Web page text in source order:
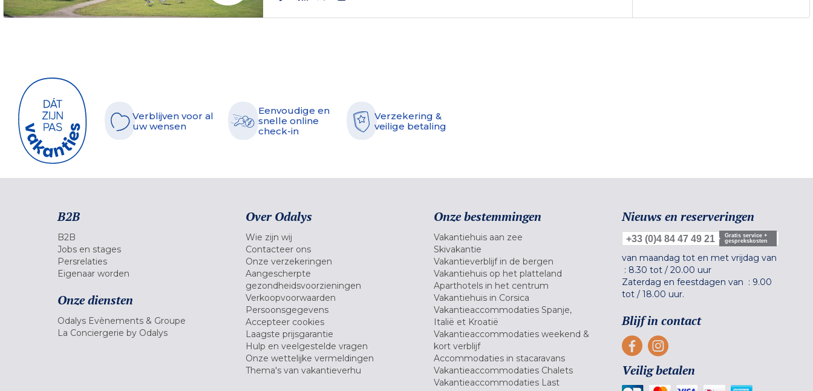
Verblijven voor al
uw wensen
Eenvoudige en
snelle online
check-in
Verzekering &
veilige betaling
B2B
B2B
Jobs en stages
Persrelaties
Eigenaar worden
Onze diensten
Odalys Evènements & Groupe
La Conciergerie by Odalys
Over Odalys
Wie zijn wij
Contacteer ons
Onze verzekeringen
Aangescherpte
gezondheidsvoorzieningen
Verkoopvoorwaarden
Persoonsgegevens
Accepteer cookies
Laagste prijsgarantie
Hulp en veelgestelde vragen
Onze wettelijke vermeldingen
Thema's van vakantieverhu
Onze bestemmingen
Vakantiehuis aan zee
Skivakantie
Vakantieverblijf in de bergen
Vakantiehuis op het platteland
Aparthotels in het centrum
Vakantiehuis in Corsica
Vakantieaccommodaties Spanje,
Italië et Kroatië
Vakantieaccommodaties weekend &
kort verblijf
Accommodaties in stacaravans
Vakantieaccommodaties Chalets
Vakantieaccommodaties Last
Nieuws en reserveringen
+33 (0)4 84 47 49 21
Gratis service +
gesprekskosten
van maandag tot en met vrijdag van
: 8.30 tot / 20.00 uur
Zaterdag en feestdagen van : 9.00
tot / 18.00 uur.
Blijf in contact
Veilig betalen